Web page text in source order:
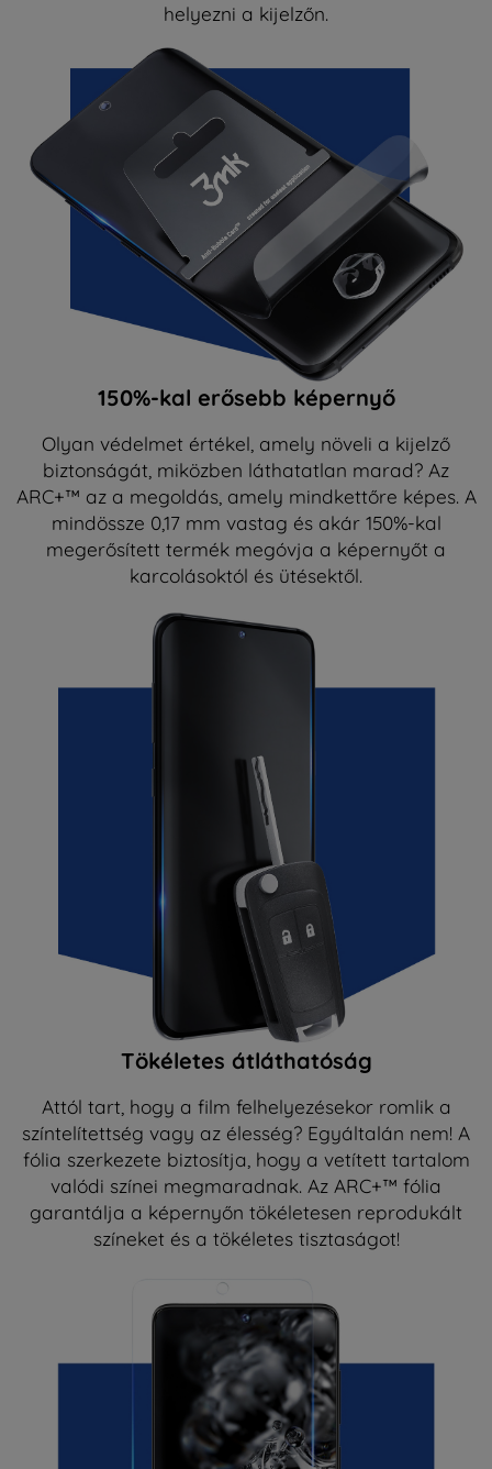
helyezni a kijelzőn.
150%-kal erősebb képernyő
Olyan védelmet értékel, amely növeli a kijelző
biztonságát, miközben láthatatlan marad? Az
ARC+™ az a megoldás, amely mindkettőre képes. A
mindössze 0,17 mm vastag és akár 150%-kal
megerősített termék megóvja a képernyőt a
karcolásoktól és ütésektől.
Tökéletes átláthatóság
Attól tart, hogy a film felhelyezésekor romlik a
színtelítettség vagy az élesség? Egyáltalán nem! A
fólia szerkezete biztosítja, hogy a vetített tartalom
valódi színei megmaradnak. Az ARC+™ fólia
garantálja a képernyőn tökéletesen reprodukált
színeket és a tökéletes tisztaságot!